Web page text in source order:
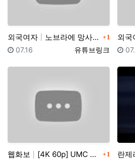
외국여자 노브라에 망사스타킹 입고 팬티리뷰하는 일본아줌마 가정부… 댓글
1
등록자
유튜브링크
등록일
07.16
외국
등
웹화보 [4K 60p] UMC X 팬더티비 MotorShow … 댓글
1 란제